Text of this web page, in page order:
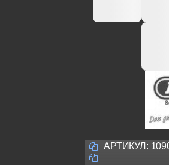
АРТИКУЛ: